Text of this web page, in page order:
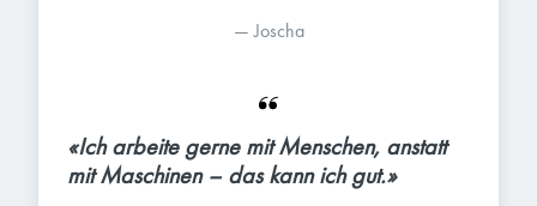
— Joscha
«Ich arbeite gerne mit Menschen, anstatt
mit Maschinen – das kann ich gut.»